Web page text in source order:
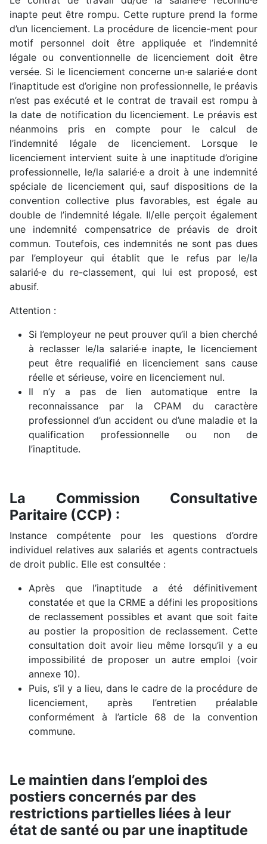
inapte peut être rompu. Cette rupture prend la forme
d’un licenciement. La procédure de licencie-ment pour
motif personnel doit être appliquée et l’indemnité
légale ou conventionnelle de licenciement doit être
versée. Si le licenciement concerne un·e salarié·e dont
l’inaptitude est d’origine non professionnelle, le préavis
n’est pas exécuté et le contrat de travail est rompu à
la date de notification du licenciement. Le préavis est
néanmoins pris en compte pour le calcul de
l’indemnité légale de licenciement. Lorsque le
licenciement intervient suite à une inaptitude d’origine
professionnelle, le/la salarié·e a droit à une indemnité
spéciale de licenciement qui, sauf dispositions de la
convention collective plus favorables, est égale au
double de l’indemnité légale. Il/elle perçoit également
une indemnité compensatrice de préavis de droit
commun. Toutefois, ces indemnités ne sont pas dues
par l’employeur qui établit que le refus par le/la
salarié·e du re-classement, qui lui est proposé, est
abusif.
Attention :
Si l’employeur ne peut prouver qu’il a bien cherché
à reclasser le/la salarié·e inapte, le licenciement
peut être requalifié en licenciement sans cause
réelle et sérieuse, voire en licenciement nul.
Il n’y a pas de lien automatique entre la
reconnaissance par la CPAM du caractère
professionnel d’un accident ou d’une maladie et la
qualification professionnelle ou non de
l’inaptitude.
La Commission Consultative
Paritaire (CCP) :
Instance compétente pour les questions d’ordre
individuel relatives aux salariés et agents contractuels
de droit public. Elle est consultée :
Après que l’inaptitude a été définitivement
constatée et que la CRME a défini les propositions
de reclassement possibles et avant que soit faite
au postier la proposition de reclassement. Cette
consultation doit avoir lieu même lorsqu’il y a eu
impossibilité de proposer un autre emploi (voir
annexe 10).
Puis, s’il y a lieu, dans le cadre de la procédure de
licenciement, après l’entretien préalable
conformément à l’article 68 de la convention
commune.
Le maintien dans l’emploi des
postiers concernés par des
restrictions partielles liées à leur
état de santé ou par une inaptitude